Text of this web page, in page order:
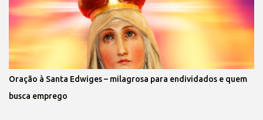
Oração à Santa Edwiges – milagrosa para endividados e quem
busca emprego